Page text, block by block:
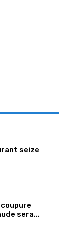
seize
sera...